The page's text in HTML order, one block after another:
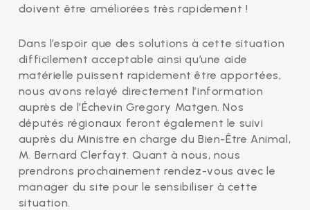
doivent être améliorées très rapidement !
Dans l’espoir que des solutions à cette situation
difficilement acceptable ainsi qu’une aide
matérielle puissent rapidement être apportées,
nous avons relayé directement l’information
auprès de l’Échevin Gregory Matgen. Nos
députés régionaux feront également le suivi
auprès du Ministre en charge du Bien-Être Animal,
M. Bernard Clerfayt. Quant à nous, nous
prendrons prochainement rendez-vous avec le
manager du site pour le sensibiliser à cette
situation.